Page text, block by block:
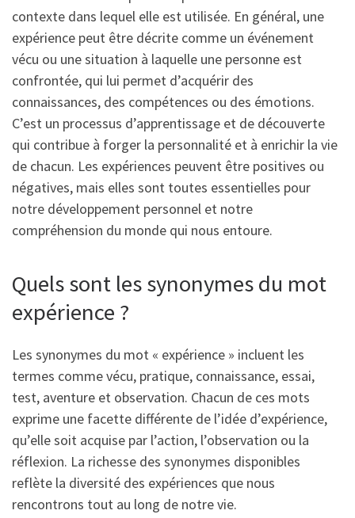
contexte dans lequel elle est utilisée. En général, une
expérience peut être décrite comme un événement
vécu ou une situation à laquelle une personne est
confrontée, qui lui permet d’acquérir des
connaissances, des compétences ou des émotions.
C’est un processus d’apprentissage et de découverte
qui contribue à forger la personnalité et à enrichir la vie
de chacun. Les expériences peuvent être positives ou
négatives, mais elles sont toutes essentielles pour
notre développement personnel et notre
compréhension du monde qui nous entoure.
Quels sont les synonymes du mot
expérience ?
Les synonymes du mot « expérience » incluent les
termes comme vécu, pratique, connaissance, essai,
test, aventure et observation. Chacun de ces mots
exprime une facette différente de l’idée d’expérience,
qu’elle soit acquise par l’action, l’observation ou la
réflexion. La richesse des synonymes disponibles
reflète la diversité des expériences que nous
rencontrons tout au long de notre vie.